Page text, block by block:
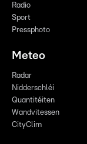
Radio
Sport
Pressphoto
Meteo
Radar
Nidderschléi
Quantitéiten
Wandvitessen
CityClim